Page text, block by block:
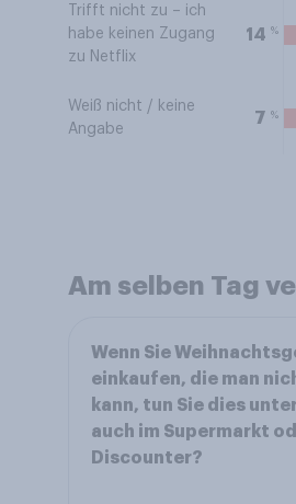
Trifft nicht zu – ich
habe keinen Zugang
zu Netflix
14 %
Weiß nicht / keine
Angabe
7 %
Am selben Tag
Wenn Sie
einkaufen, die man
kann, tun Sie dies
auch im Supermarkt
Discounter?